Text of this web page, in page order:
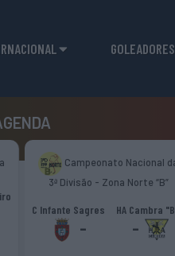
GOLEADORES
Campeonato Nacional
3ª Divisão - Zona Norte “B”
C Infante Sagres
-
HA Cambra
-